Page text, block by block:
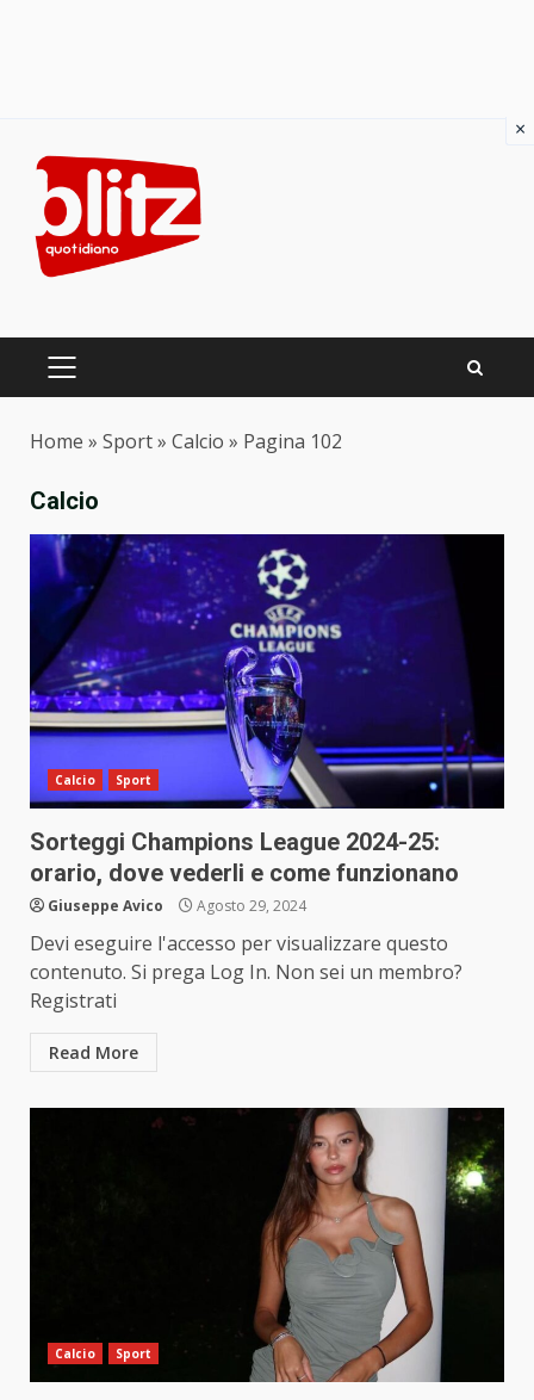
content
PRIMARY
Home » Sport» Calcio » Pagina 102
Calcio
Calcio Sport
Sorteggi Champions League 2024-25:
orario, dove vederli e come funzionano
Giuseppe Avico Agosto 29, 2024
Devi eseguire l'accesso per visualizzare questo
contenuto. Si prega Log In. Non sei un membro?
Registrati
Read More
Calcio Sport
×